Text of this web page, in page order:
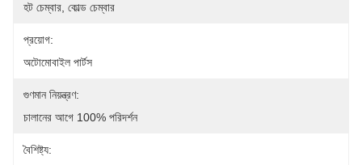
হট চেম্বার, কোল্ড চেম্বার
প্রয়োগ:
অটোমোবাইল পার্টস
গুণমান নিয়ন্ত্রণ:
চালানের আগে 100% পরিদর্শন
বৈশিষ্ট্য: